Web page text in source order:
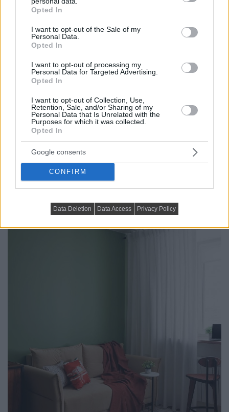
grant or deny consent to Google and its third-party tags to
use your data for below specified purposes in below Google
consent section.
Opted In
I want to opt-out of the Sale of my
Personal Data.
Opted In
I want to opt-out of processing my
Personal Data for Targeted Advertising.
Opted In
I want to opt-out of Collection, Use,
Retention, Sale, and/or Sharing of my
Personal Data that Is Unrelated with the
Purposes for which it was collected.
Opted In
Google consents
CONFIRM
Data Deletion Data Access Privacy Policy